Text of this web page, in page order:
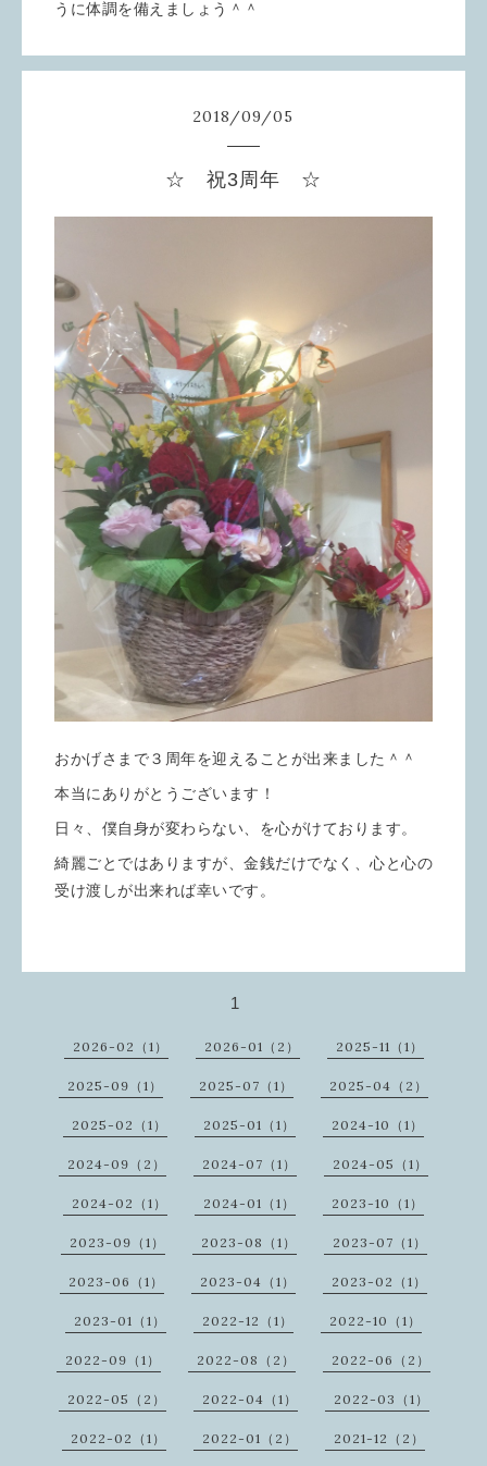
うに体調を備えましょう＾＾
2018/09/05
☆ 祝3周年 ☆
おかげさまで３周年を迎えることが出来ました＾＾
本当にありがとうございます！
日々、僕自身が変わらない、を心がけております。
綺麗ごとではありますが、金銭だけでなく、心と心の
受け渡しが出来れば幸いです。
1
2026-02（1） 2026-01（2） 2025-11（1）
2025-09（1） 2025-07（1） 2025-04（2）
2025-02（1） 2025-01（1） 2024-10（1）
2024-09（2） 2024-07（1） 2024-05（1）
2024-02（1） 2024-01（1） 2023-10（1）
2023-09（1） 2023-08（1） 2023-07（1）
2023-06（1） 2023-04（1） 2023-02（1）
2023-01（1） 2022-12（1） 2022-10（1）
2022-09（1） 2022-08（2） 2022-06（2）
2022-05（2） 2022-04（1） 2022-03（1）
2022-02（1） 2022-01（2） 2021-12（2）